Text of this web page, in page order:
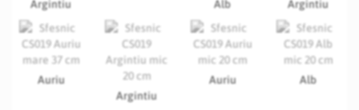
Argintiu
Alb
Argintiu
Auriu
Argintiu
Auriu Alb